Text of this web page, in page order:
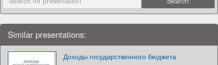
Similar presentations:
Доходы государственного бюджета